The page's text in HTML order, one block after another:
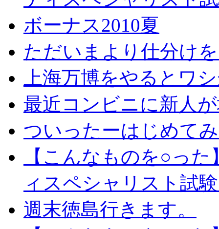
ボーナス2010夏
ただいまより仕分け
上海万博をやるとワ
最近コンビニに新人
ついったーはじめて
【こんなものを○っ
ィスペシャリスト試
週末徳島行きます。